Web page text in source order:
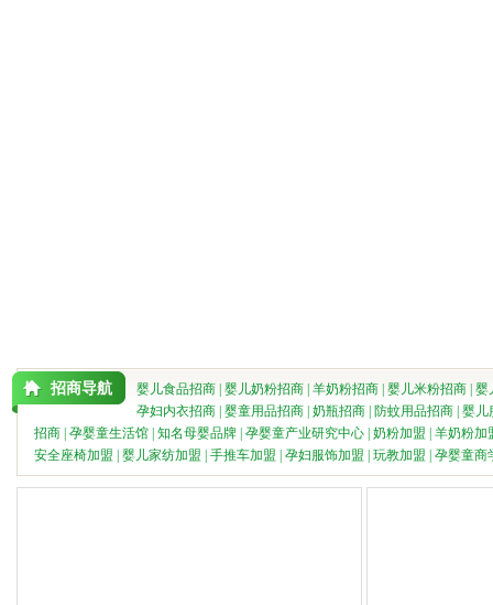
招商导航 婴儿食品招商 婴儿奶粉招商 羊奶粉招商 婴儿米粉招商 婴
孕妇内衣招商 婴童用品招商 奶瓶招商 防蚊用品招商 婴儿
招商 孕婴童生活馆 知名母婴品牌 孕婴童产业研究中心 奶粉加盟
羊奶粉加
安全座椅加盟
婴儿家纺加盟 手推车加盟 孕妇服饰加盟 玩教加盟 孕婴童商